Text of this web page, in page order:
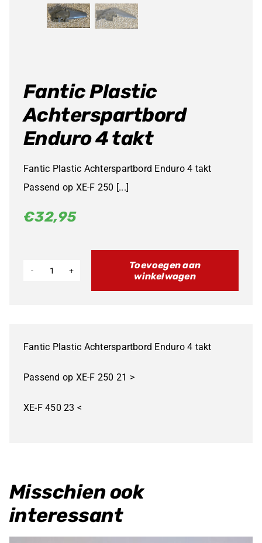
Fantic Plastic
Achterspartbord
Enduro 4 takt
Fantic Plastic Achterspartbord Enduro 4 takt
Passend op XE-F 250 [...]
€32,95
4
takt
Toevoegen aan
winkelwagen
Fantic Plastic Achterspartbord Enduro 4 takt
Passend op XE-F 250 21 >
XE-F 450 23 <
Misschien ook
interessant